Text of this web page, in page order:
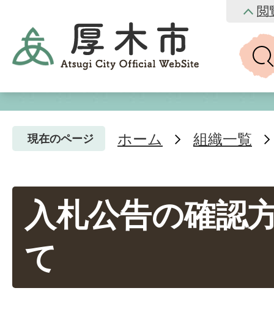
閲
現在のページ ホーム 組織一覧
入札公告の確認
て